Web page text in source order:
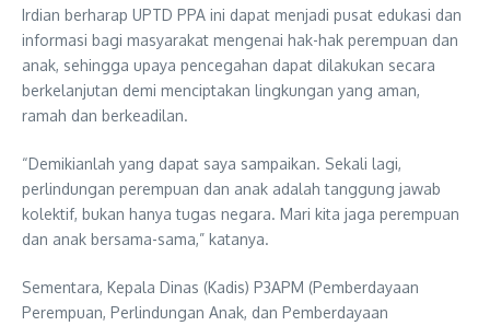
Irdian berharap UPTD PPA ini dapat menjadi pusat edukasi dan
informasi bagi masyarakat mengenai hak-hak perempuan dan
anak, sehingga upaya pencegahan dapat dilakukan secara
berkelanjutan demi menciptakan lingkungan yang aman,
ramah dan berkeadilan.
“Demikianlah yang dapat saya sampaikan. Sekali lagi,
perlindungan perempuan dan anak adalah tanggung jawab
kolektif, bukan hanya tugas negara. Mari kita jaga perempuan
dan anak bersama-sama,” katanya.
Sementara, Kepala Dinas (Kadis) P3APM (Pemberdayaan
Perempuan, Perlindungan Anak, dan Pemberdayaan